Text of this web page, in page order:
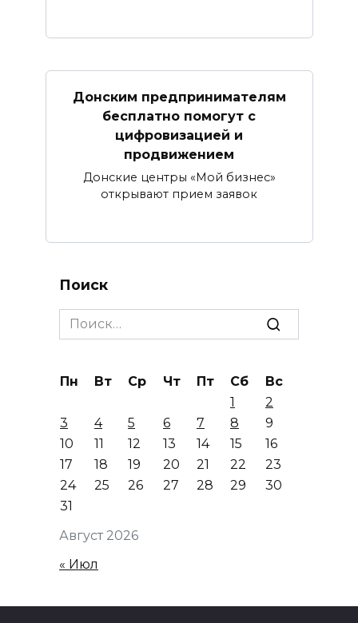
Донским предпринимателям
бесплатно помогут с
цифровизацией и
продвижением
Донские центры «Мой бизнес»
открывают прием заявок
Поиск
Search
for:
Август 2026
Пн Вт Ср Чт Пт Сб
Вс
1
2
3
4 5 6 7 8
9
10
11 12 13 14 15
16
17
18 19 20 21 22
23
24
25 26 27 28 29
30
31
« Июл